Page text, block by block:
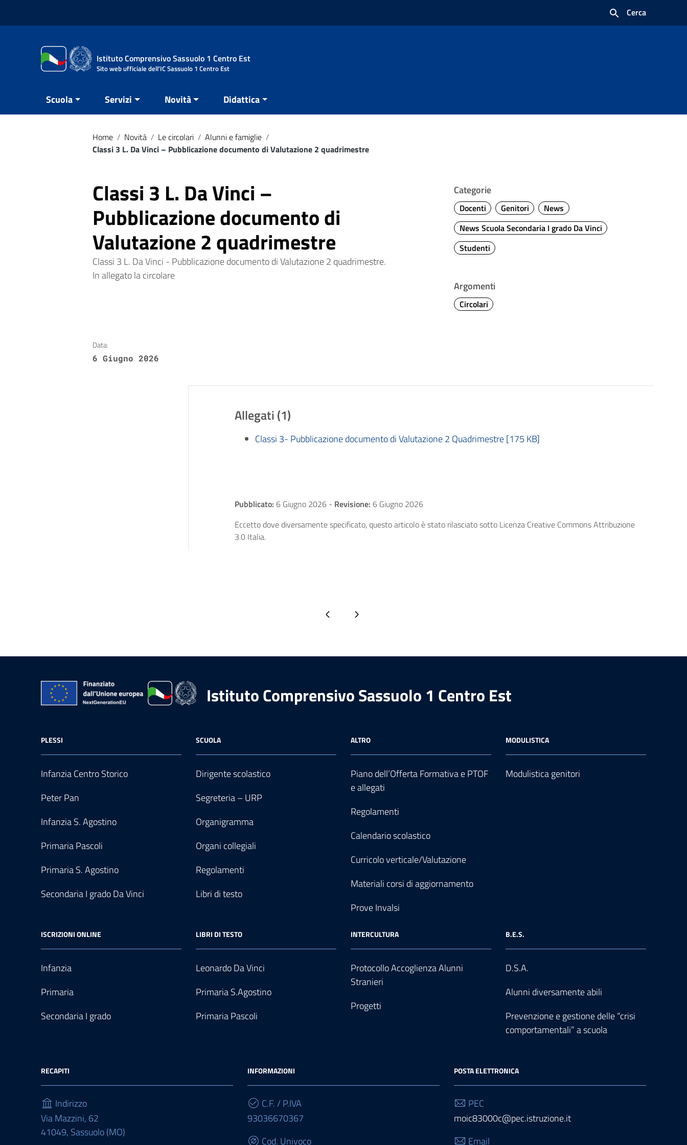
Cerca
Istituto Comprensivo Sassuolo 1 Centro Est
Sito web ufficiale dell'IC Sassuolo 1 Centro Est
Scuola Servizi Novità Didattica
Home / Novità / Le circolari / Alunni e famiglie /
Classi 3 L. Da Vinci – Pubblicazione documento di Valutazione 2 quadrimestre
Classi 3 L. Da Vinci –
Pubblicazione documento di
Valutazione 2 quadrimestre
Classi 3 L. Da Vinci - Pubblicazione documento di Valutazione 2 quadrimestre.
In allegato la circolare
Categorie
Docenti Genitori
News
News Scuola Secondaria I grado Da Vinci
Studenti
Argomenti
Circolari
Data:
6 Giugno 2026
Allegati (1)
Classi 3- Pubblicazione documento di Valutazione 2 Quadrimestre [175 KB]
Pubblicato: 6 Giugno 2026 - Revisione: 6 Giugno 2026
Eccetto dove diversamente specificato, questo articolo è stato rilasciato sotto Licenza Creative Commons Attribuzione
3.0 Italia.
Pagina precedentePagina successiva
Istituto Comprensivo Sassuolo 1 Centro Est
PLESSI
Infanzia Centro Storico
Peter Pan
Infanzia S. Agostino
Primaria Pascoli
Primaria S. Agostino
Secondaria I grado Da Vinci
SCUOLA
Dirigente scolastico
Segreteria – URP
Organigramma
Organi collegiali
Regolamenti
Libri di testo
ALTRO
Piano dell’Offerta Formativa e PTOF
e allegati
Regolamenti
Calendario scolastico
Curricolo verticale/Valutazione
Materiali corsi di aggiornamento
Prove Invalsi
MODULISTICA
Modulistica genitori
ISCRIZIONI ONLINE
Infanzia
Primaria
Secondaria I grado
LIBRI DI TESTO
Leonardo Da Vinci
Primaria S.Agostino
Primaria Pascoli
INTERCULTURA
Protocollo Accoglienza Alunni
Stranieri
Progetti
B.E.S.
D.S.A.
Alunni diversamente abili
Prevenzione e gestione delle “crisi
comportamentali” a scuola
RECAPITI
Indirizzo
Via Mazzini, 62
41049, Sassuolo (MO)
INFORMAZIONI
C.F. / P.IVA
93036670367
Cod. Univoco
POSTA ELETTRONICA
PEC
moic83000c@pec.istruzione.it
Email